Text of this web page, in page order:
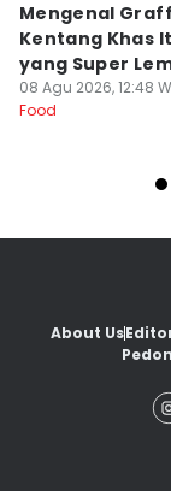
Mengenal
Kentang Khas
yang Super
08 Agu 2026, 12:48
Food
About Us